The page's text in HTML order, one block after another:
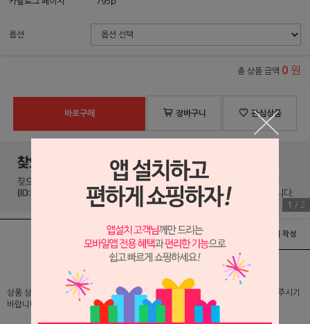
옵션
총 상품 금액 0 원
바로구매 장바구니 관심상품
1 / 2
배송 및 교환/반품안내 상품후기 및 평가서 작성
상품 상세 설명 및 실제 구매 가격은 로그인 후 확인 가능하오니 반드시 로그인해 주시기
바랍니다.